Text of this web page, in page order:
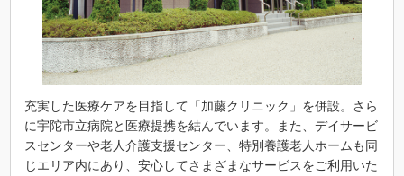
充実した医療ケアを目指して「加藤クリニック」を併設。さら
に宇陀市立病院と医療提携を結んでいます。また、デイサービ
スセンターや老人介護支援センター、特別養護老人ホームも同
じエリア内にあり、安心してさまざまなサービスをご利用いた